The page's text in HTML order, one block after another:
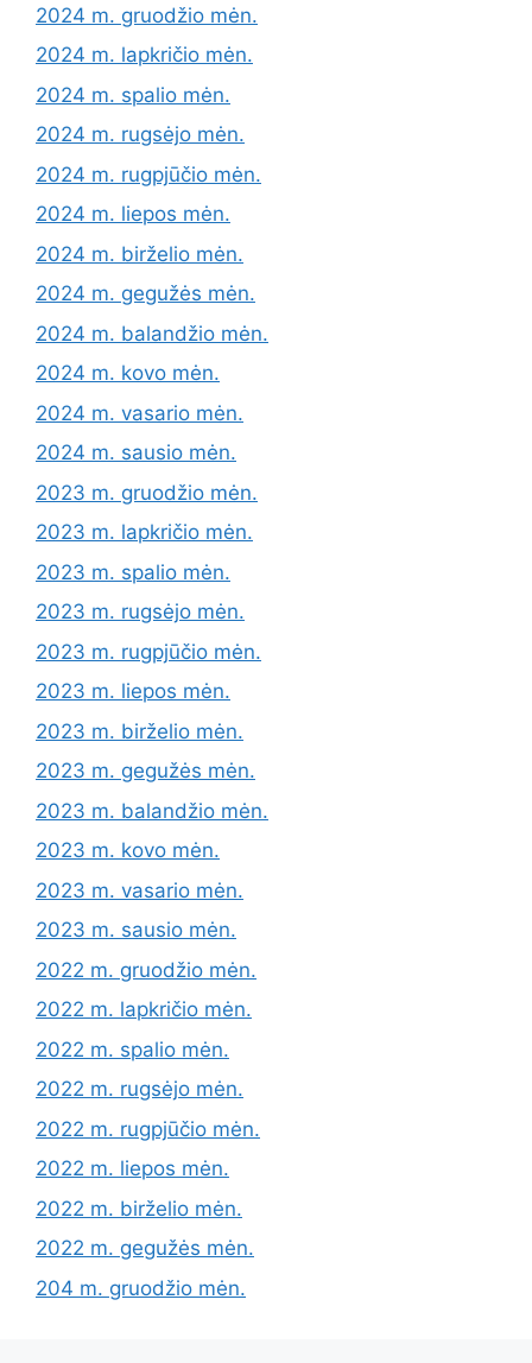
2024 m. gruodžio mėn.
2024 m. lapkričio mėn.
2024 m. spalio mėn.
2024 m. rugsėjo mėn.
2024 m. rugpjūčio mėn.
2024 m. liepos mėn.
2024 m. birželio mėn.
2024 m. gegužės mėn.
2024 m. balandžio mėn.
2024 m. kovo mėn.
2024 m. vasario mėn.
2024 m. sausio mėn.
2023 m. gruodžio mėn.
2023 m. lapkričio mėn.
2023 m. spalio mėn.
2023 m. rugsėjo mėn.
2023 m. rugpjūčio mėn.
2023 m. liepos mėn.
2023 m. birželio mėn.
2023 m. gegužės mėn.
2023 m. balandžio mėn.
2023 m. kovo mėn.
2023 m. vasario mėn.
2023 m. sausio mėn.
2022 m. gruodžio mėn.
2022 m. lapkričio mėn.
2022 m. spalio mėn.
2022 m. rugsėjo mėn.
2022 m. rugpjūčio mėn.
2022 m. liepos mėn.
2022 m. birželio mėn.
2022 m. gegužės mėn.
204 m. gruodžio mėn.